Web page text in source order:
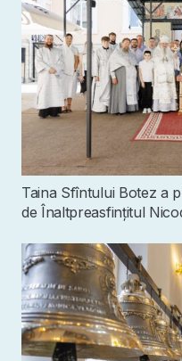
Taina Sfîntului Botez a
de Înaltpreasfințitul